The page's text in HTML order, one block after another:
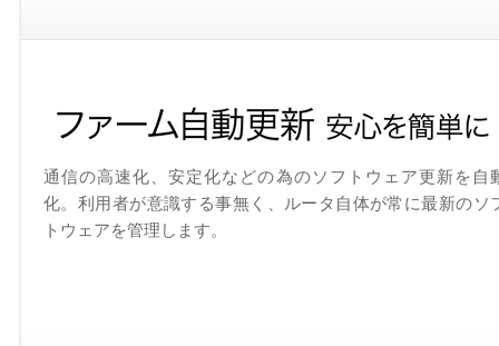
通信の高速化、安定化などの為のソフトウェア更新を自
化。利用者が意識する事無く、ルータ自体が常に最新のソ
トウェアを管理します。